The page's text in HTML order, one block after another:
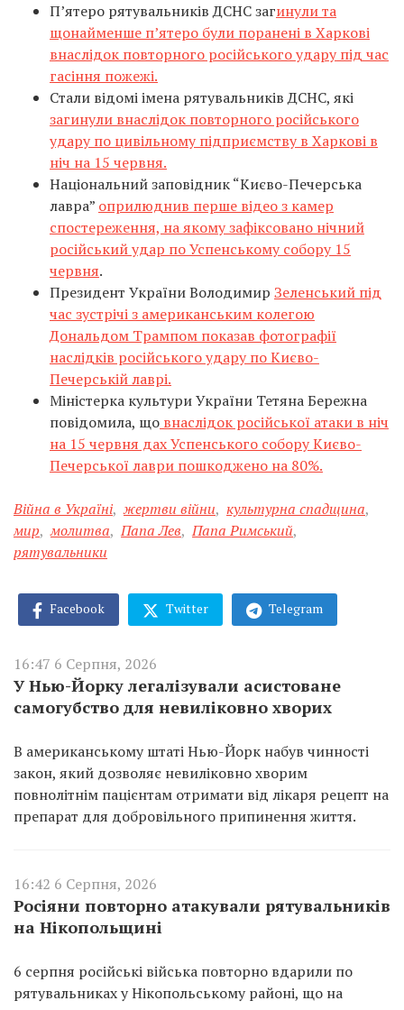
П’ятеро рятувальників ДСНС загинули та
щонайменше п’ятеро були поранені в Харкові
внаслідок повторного російського удару під час
гасіння пожежі.
Стали відомі імена рятувальників ДСНС, які
загинули внаслідок повторного російського
удару по цивільному підприємству в Харкові в
ніч на 15 червня.
Національний заповідник “Києво-Печерська
лавра” оприлюднив перше відео з камер
спостереження, на якому зафіксовано нічний
російський удар по Успенському собору 15
червня.
Президент України Володимир Зеленський під
час зустрічі з американським колегою
Дональдом Трампом показав фотографії
наслідків російського удару по Києво-
Печерській лаврі.
Міністерка культури України Тетяна Бережна
повідомила, що внаслідок російської атаки в ніч
на 15 червня дах Успенського собору Києво-
Печерської лаври пошкоджено на 80%.
Війна в Україні, жертви війни, культурна спадщина,
мир, молитва, Папа Лев, Папа Римський,
рятувальники
Facebook Twitter Telegram
16:47 6 Серпня, 2026
У Нью-Йорку легалізували асистоване
самогубство для невиліковно хворих
В американському штаті Нью-Йорк набув чинності
закон, який дозволяє невиліковно хворим
повнолітнім пацієнтам отримати від лікаря рецепт на
препарат для добровільного припинення життя.
16:42 6 Серпня, 2026
Росіяни повторно атакували рятувальників
на Нікопольщині
6 серпня російські війська повторно вдарили по
рятувальниках у Нікопольському районі, що на